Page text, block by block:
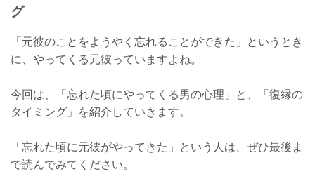
グ
「元彼のことをようやく忘れることができた」というとき
に、やってくる元彼っていますよね。
今回は、「忘れた頃にやってくる男の心理」と、「復縁の
タイミング」を紹介していきます。
「忘れた頃に元彼がやってきた」という人は、ぜひ最後ま
で読んでみてください。